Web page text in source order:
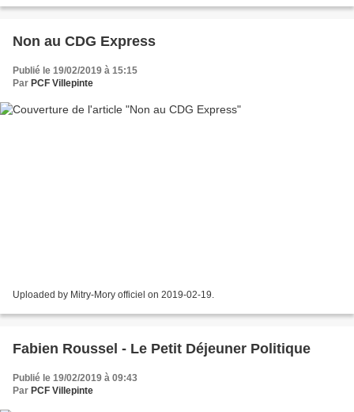
Non au CDG Express
Publié le 19/02/2019 à 15:15
Par PCF Villepinte
Uploaded by Mitry-Mory officiel on 2019-02-19.
Fabien Roussel - Le Petit Déjeuner Politique
Publié le 19/02/2019 à 09:43
Par PCF Villepinte